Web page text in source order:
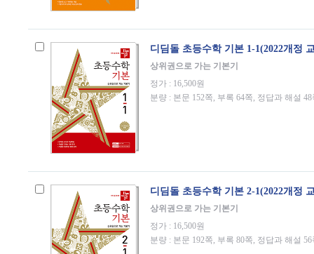
디딤돌 초등수학 기본 1-1(2022개정
상위권으로 가는 기본기
정가 : 16,500원
분량 : 본문 152쪽, 부록 64쪽, 정답과 해설 48
디딤돌 초등수학 기본 2-1(2022개정
상위권으로 가는 기본기
정가 : 16,500원
분량 : 본문 192쪽, 부록 80쪽, 정답과 해설 56